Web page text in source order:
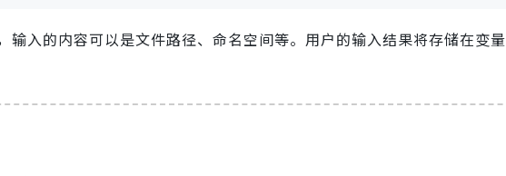
输入的内容可以是文件路径、命名空间等。用户的输入结果将存储在变量